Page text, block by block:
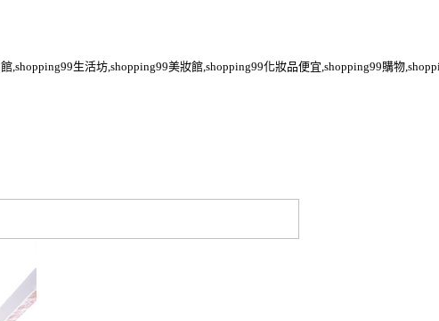
生活坊,shopping99美妝館,shopping99化妝品便宜,shopping99購物